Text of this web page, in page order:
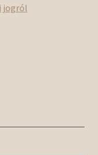
jogról